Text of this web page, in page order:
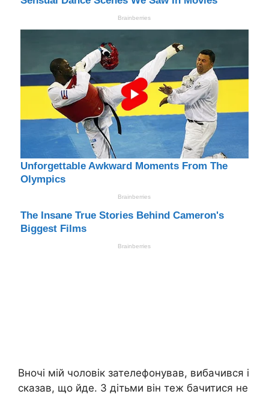
Вночі мій чоловік зателефонував, вибачився і
сказав, що йде. З дітьми він теж бачитися не